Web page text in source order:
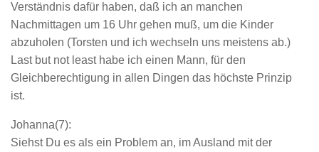
Verständnis dafür haben, daß ich an manchen
Nachmittagen um 16 Uhr gehen muß, um die Kinder
abzuholen (Torsten und ich wechseln uns meistens ab.)
Last but not least habe ich einen Mann, für den
Gleichberechtigung in allen Dingen das höchste Prinzip
ist.
Johanna(7):
Siehst Du es als ein Problem an, im Ausland mit der